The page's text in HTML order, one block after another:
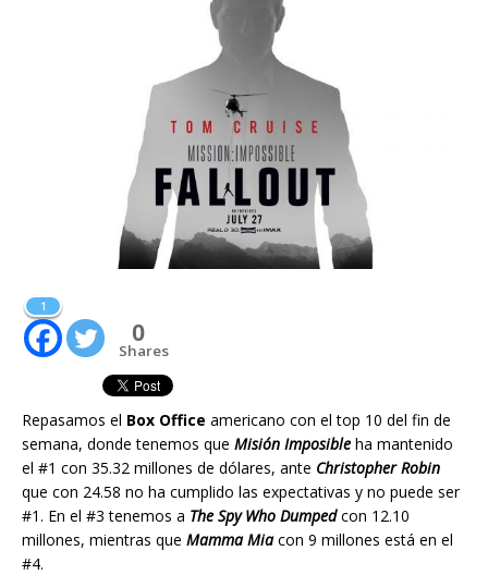
1
0
Shares
Repasamos el Box Office americano con el top 10 del fin de
semana, donde tenemos que Misión Imposible ha mantenido
el #1 con 35.32 millones de dólares, ante Christopher Robin
que con 24.58 no ha cumplido las expectativas y no puede ser
#1. En el #3 tenemos a The Spy Who Dumpedcon 12.10
millones, mientras que Mamma Miacon 9 millones está en el
#4.